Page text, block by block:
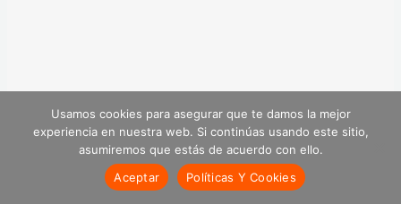
Usamos cookies para asegurar que te damos la mejor
experiencia en nuestra web. Si continúas usando este sitio,
asumiremos que estás de acuerdo con ello.
Aceptar
Políticas Y Cookies